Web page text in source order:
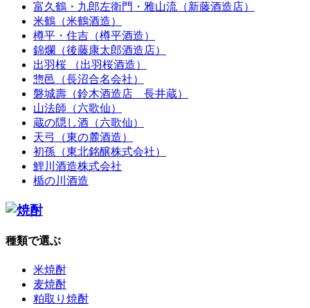
富久鶴・九郎左衛門・雅山流（新藤酒造店）
米鶴（米鶴酒造）
樽平・住吉（樽平酒造）
錦爛（後藤康太郎酒造店）
出羽桜 （出羽桜酒造）
惣邑（長沼合名会社）
磐城壽（鈴木酒造店 長井蔵）
山法師（六歌仙）
蔵の隠し酒（六歌仙）
天弓（東の麓酒造）
初孫（東北銘醸株式会社）
鯉川酒造株式会社
楯の川酒造
種類で選ぶ
米焼酎
麦焼酎
粕取り焼酎